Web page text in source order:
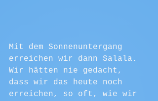
Mit dem Sonnenuntergang
erreichen wir dann Salala.
Wir hätten nie gedacht,
dass wir das heute noch
erreichen, so oft, wie wir